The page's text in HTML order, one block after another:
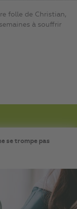
folle de Christian,
à souffrir
se trompe pas